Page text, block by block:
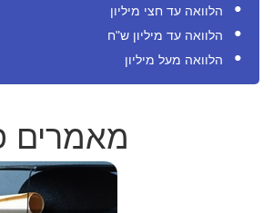
הלוואה עד חצי מיליון
הלוואה עד מיליון ש"ח
הלוואה מעל מיליון
מאמרים